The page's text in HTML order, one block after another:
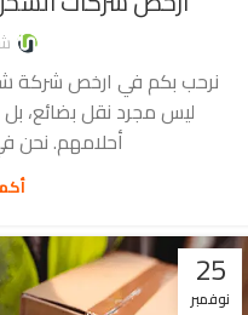
نرحب بكم في ارخص شركة
ليس مجرد نقل بضائع،
أحلامهم. نحن
25
نوفمبر